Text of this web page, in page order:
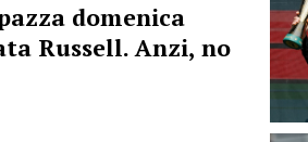
domenica
Russell. Anzi, no